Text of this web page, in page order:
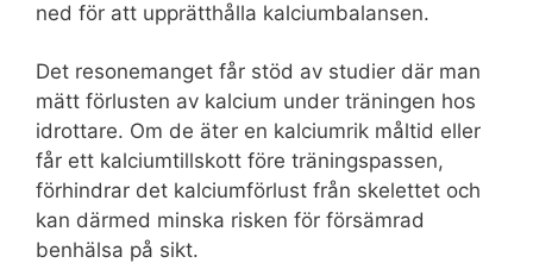
ned för att upprätthålla kalciumbalansen.
Det resonemanget får stöd av studier där man
mätt förlusten av kalcium under träningen hos
idrottare. Om de äter en kalciumrik måltid eller
får ett kalciumtillskott före träningspassen,
förhindrar det kalciumförlust från skelettet och
kan därmed minska risken för försämrad
benhälsa på sikt.